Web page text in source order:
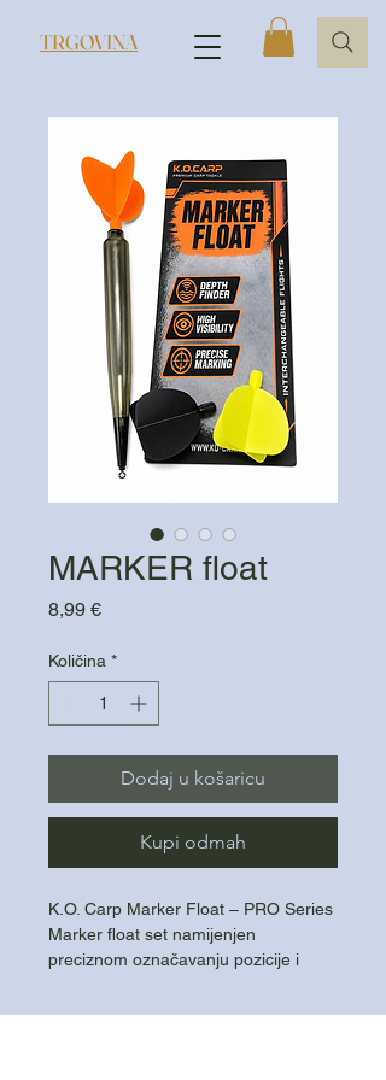
TRGOVINA
MARKER float
8,99 €Cijena
Količina *
Dodaj u košaricu
Kupi odmah
K.O. Carp Marker Float – PRO Series
Marker float set namijenjen
preciznom označavanju pozicije i
šarana. Zahvaljujući izmjenjivim